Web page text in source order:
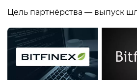
Цель партнёрства — выпуск